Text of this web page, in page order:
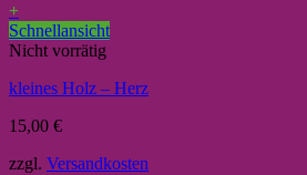
+
Schnellansicht
Nicht vorrätig
kleines Holz – Herz
15,00 €
zzgl. Versandkosten